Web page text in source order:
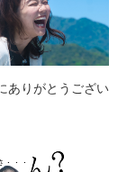
ありがとうござい